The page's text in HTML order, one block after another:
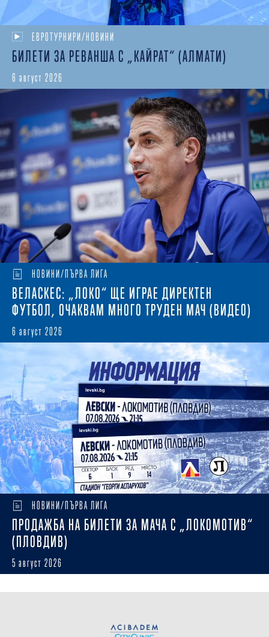
ЕВРОТУРНИРИ/НОВИНИ
БИЛЕТИ ЗА РЕВАНША С „КАЙРАТ“ (АЛМАТИ)
6 август 2026
НОВИНИ/ПЪРВА ЛИГА
ВЕЛАСКЕС: „ЛОКО“ ЩЕ ИГРАЕ ДИРЕКТЕН
ФУТБОЛ, ОЧАКВАМ МНОГО ТРУДЕН МАЧ (ВИДЕО)
6 август 2026
НОВИНИ/ПЪРВА ЛИГА
ПРОДАЖБА НА БИЛЕТИ ЗА МАЧА С „ЛОКОМОТИВ“
(ПЛОВДИВ)
5 август 2026